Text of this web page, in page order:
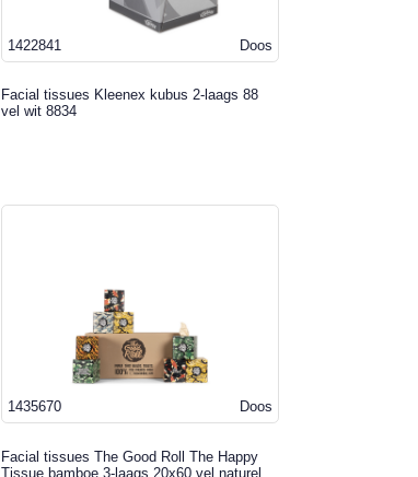
Doos
1422841
Facial tissues Kleenex kubus 2-laags 88
vel wit 8834
Doos
1435670
Facial tissues The Good Roll The Happy
Tissue bamboe 3-laags 20x60 vel naturel